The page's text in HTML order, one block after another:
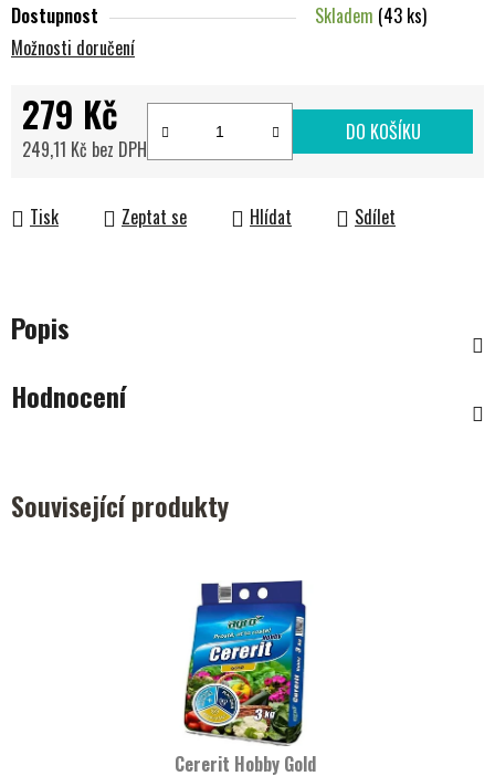
Dostupnost Skladem (43 ks)
Možnosti doručení
279 Kč
249,11 Kč bez DPH
DO KOŠÍKU
Tisk Zeptat se Hlídat Sdílet
Popis
Hodnocení
Související produkty
Cererit Hobby Gold